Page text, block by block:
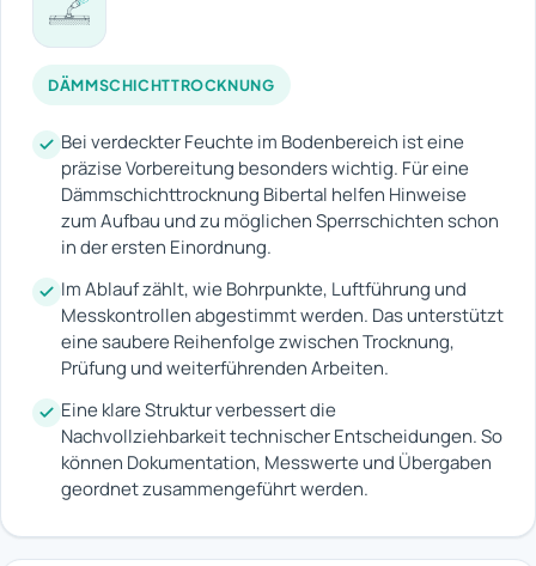
DÄMMSCHICHTTROCKNUNG
Bei verdeckter Feuchte im Bodenbereich ist eine
präzise Vorbereitung besonders wichtig. Für eine
Dämmschichttrocknung Bibertal helfen Hinweise
zum Aufbau und zu möglichen Sperrschichten schon
in der ersten Einordnung.
Im Ablauf zählt, wie Bohrpunkte, Luftführung und
Messkontrollen abgestimmt werden. Das unterstützt
eine saubere Reihenfolge zwischen Trocknung,
Prüfung und weiterführenden Arbeiten.
Eine klare Struktur verbessert die
Nachvollziehbarkeit technischer Entscheidungen. So
können Dokumentation, Messwerte und Übergaben
geordnet zusammengeführt werden.